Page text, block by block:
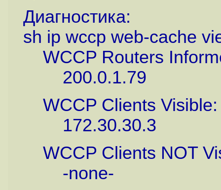
Диагностика:
sh ip wccp web-cache
WCCP Routers
200.0.1.79
WCCP Clients Visible:
172.30.30.3
WCCP Clients NOT
-none-